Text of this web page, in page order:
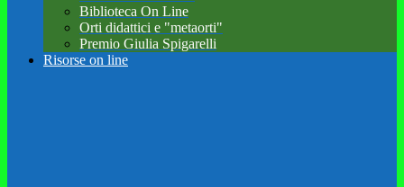
Biblioteca On Line
Orti didattici e "metaorti"
Premio Giulia Spigarelli
Risorse on line